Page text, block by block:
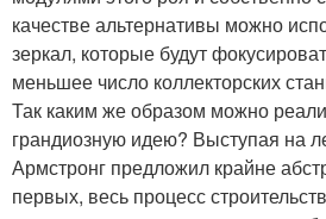
качестве альтернативы можно
зеркал, которые будут
меньшее число коллекторских
Так каким же образом можно
грандиозную идею? Выступая на
Армстронг предложил крайне
первых, весь процесс